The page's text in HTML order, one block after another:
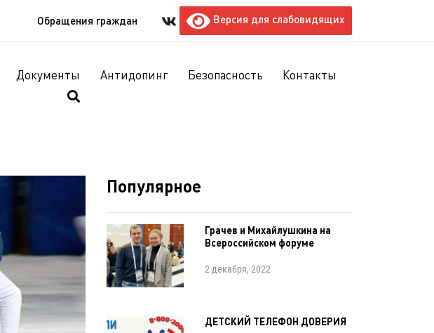
Обращения граждан Версия для слабовидящих
Документы Антидопинг Безопасность Контакты
Популярное
Грачев и Михайлушкина на
Всероссийском форуме
2 декабря, 2022
ДЕТСКИЙ ТЕЛЕФОН ДОВЕРИЯ